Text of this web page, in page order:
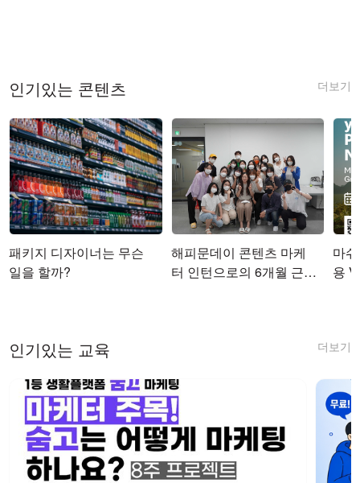
더보기
인기있는 콘텐츠
패키지 디자이너는 무슨
일을 할까?
해피문데이 콘텐츠 마케
터 인턴으로의 6개월 근무
마쉬
용
더보기
인기있는 교육